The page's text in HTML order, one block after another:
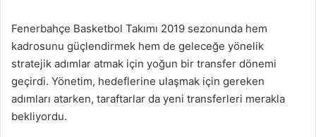
Fenerbahçe Basketbol Takımı 2019 sezonunda hem
kadrosunu güçlendirmek hem de geleceğe yönelik
stratejik adımlar atmak için yoğun bir transfer dönemi
geçirdi. Yönetim, hedeflerine ulaşmak için gereken
adımları atarken, taraftarlar da yeni transferleri merakla
bekliyordu.